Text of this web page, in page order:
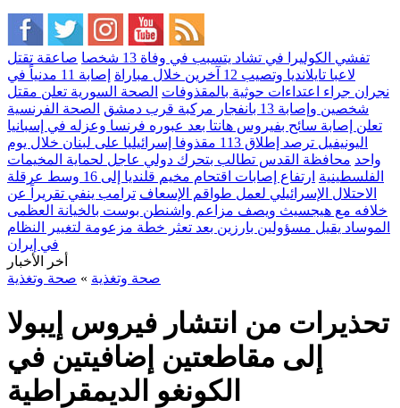
تفشي الكوليرا في تشاد يتسبب في وفاة 13 شخصا
صاعقة تقتل
لاعبا تايلانديا وتصيب 12 آخرين خلال مباراة
إصابة 11 مدنياً في
نجران جراء اعتداءات حوثية بالمقذوفات الصحة السورية تعلن مقتل
شخصين وإصابة 13 بانفجار مركبة قرب دمشق
الصحة الفرنسية
تعلن إصابة سائح بفيروس هانتا بعد عبوره فرنسا وعزله في إسبانيا
اليونيفيل ترصد إطلاق 113 مقذوفا إسرائيليا على لبنان خلال يوم
واحد محافظة القدس تطالب بتحرك دولي عاجل لحماية المخيمات
الفلسطينية
ارتفاع إصابات اقتحام مخيم قلنديا إلى 16 وسط عرقلة
الاحتلال الإسرائيلي لعمل طواقم الإسعاف ترامب ينفي تقريراً عن
خلافه مع هيجسيث ويصف مزاعم واشنطن بوست بالخيانة العظمى
الموساد يقيل مسؤولين بارزين بعد تعثر خطة مزعومة لتغيير النظام
في إيران
أخر الأخبار
صحة وتغذية » صحة وتغذية
تحذيرات من انتشار فيروس إيبولا
إلى مقاطعتين إضافيتين في
الكونغو الديمقراطية